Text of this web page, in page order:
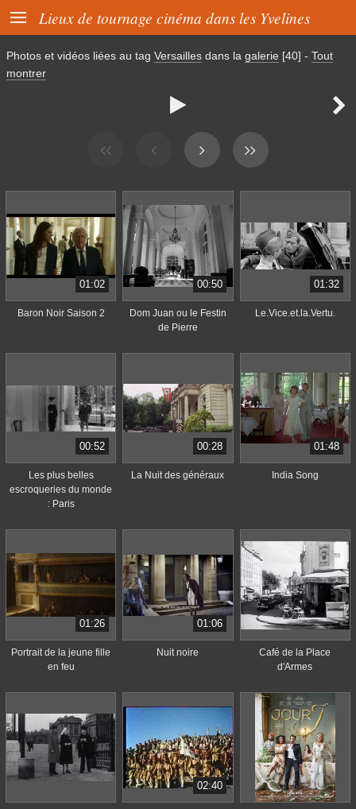
 Lieux de tournage cinéma dans les Yvelines
Photos et vidéos liées au tag Versailles dans la galerie [40] - Tout
montrer
 
01:02
Baron Noir Saison 2
00:50
Dom Juan ou le Festin
de Pierre
01:32
Le.Vice.et.la.Vertu.
00:52
Les plus belles
escroqueries du monde
: Paris
00:28
La Nuit des généraux
01:48
India Song
01:26
Portrait de la jeune fille
en feu
01:06
Nuit noire
Café de la Place
d'Armes
02:40